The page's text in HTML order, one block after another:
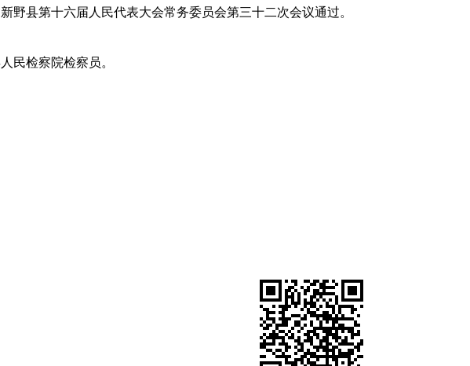
新野县第十六届人民代表大会常务委员会第三十二次会议通过。
民检察院检察员。